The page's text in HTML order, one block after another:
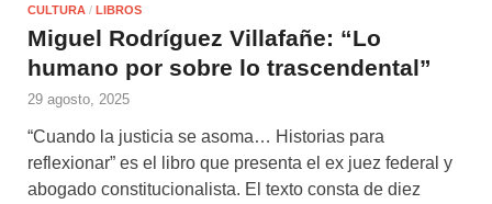
CULTURA / LIBROS
Miguel Rodríguez Villafañe: “Lo
humano por sobre lo trascendental”
29 agosto, 2025
“Cuando la justicia se asoma… Historias para
reflexionar” es el libro que presenta el ex juez federal y
abogado constitucionalista. El texto consta de diez